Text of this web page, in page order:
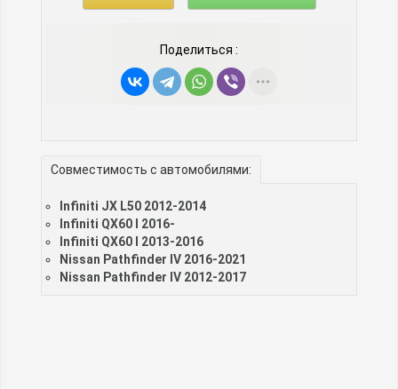
Поделиться :
Совместимость с автомобилями:
Infiniti JX L50 2012-2014
Infiniti QX60 I 2016-
Infiniti QX60 I 2013-2016
Nissan Pathfinder IV 2016-2021
Nissan Pathfinder IV 2012-2017